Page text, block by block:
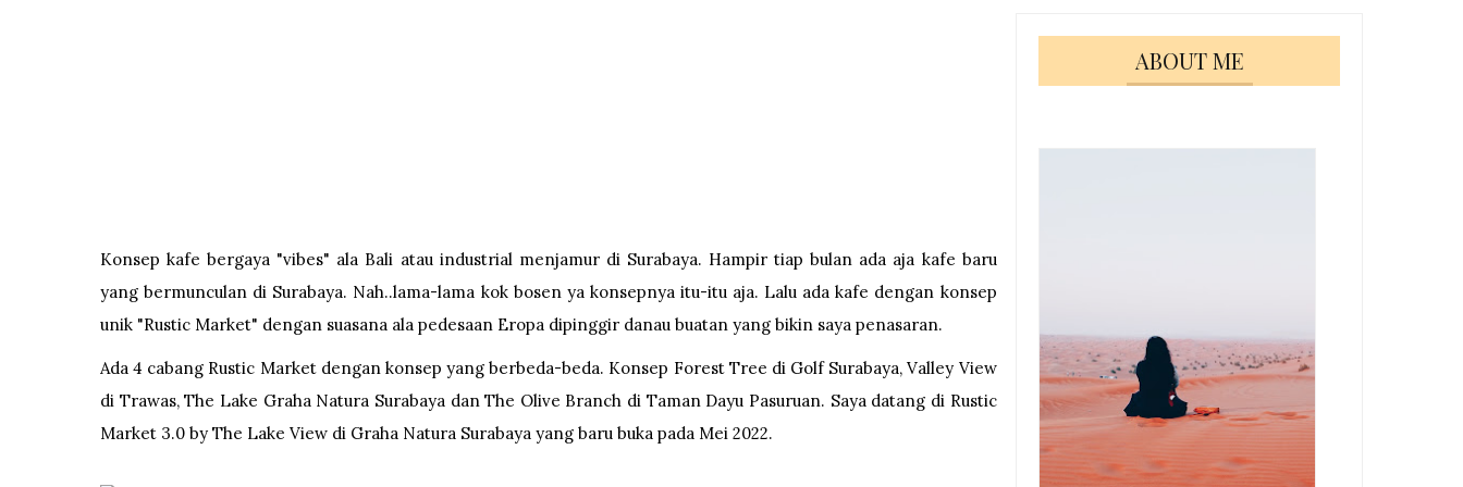
Konsep kafe bergaya "vibes" ala Bali atau industrial menjamur di Surabaya. Hampir tiap bulan ada aja kafe baru
yang bermunculan di Surabaya. Nah..lama-lama kok bosen ya konsepnya itu-itu aja. Lalu ada kafe dengan konsep
unik "Rustic Market" dengan suasana ala pedesaan Eropa dipinggir danau buatan yang bikin saya penasaran.
Ada 4 cabang Rustic Market dengan konsep yang berbeda-beda. Konsep Forest Tree di Golf Surabaya, Valley View
di Trawas, The Lake Graha Natura Surabaya dan The Olive Branch di Taman Dayu Pasuruan. Saya datang di Rustic
Market 3.0 by The Lake View di Graha Natura Surabaya yang baru buka pada Mei 2022.
ABOUT ME